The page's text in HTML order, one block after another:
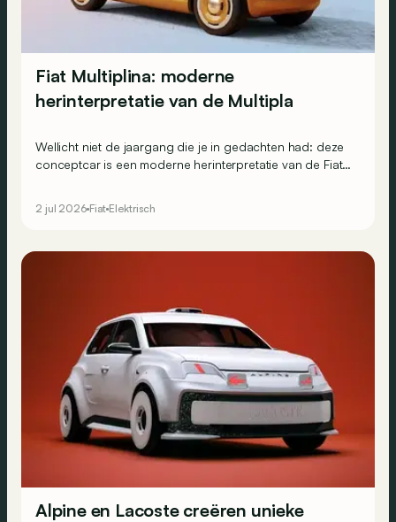
Fiat Multiplina: moderne
herinterpretatie van de Multipla
Wellicht niet de jaargang die je in gedachten had: deze
conceptcar is een moderne herinterpretatie van de Fiat
2 jul 2026 Fiat Elektrisch
Alpine en Lacoste creëren unieke